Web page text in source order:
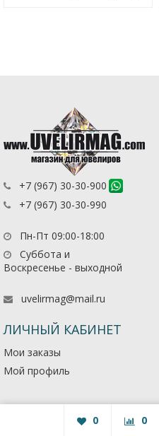
+7 (967) 30-30-900
+7 (967) 30-30-990
Пн-Пт 09:00-18:00
Суббота и
Воскресенье - выходной
uvelirmag@mail.ru
ЛИЧНЫЙ КАБИНЕТ
Мои заказы
Мой профиль
0 0